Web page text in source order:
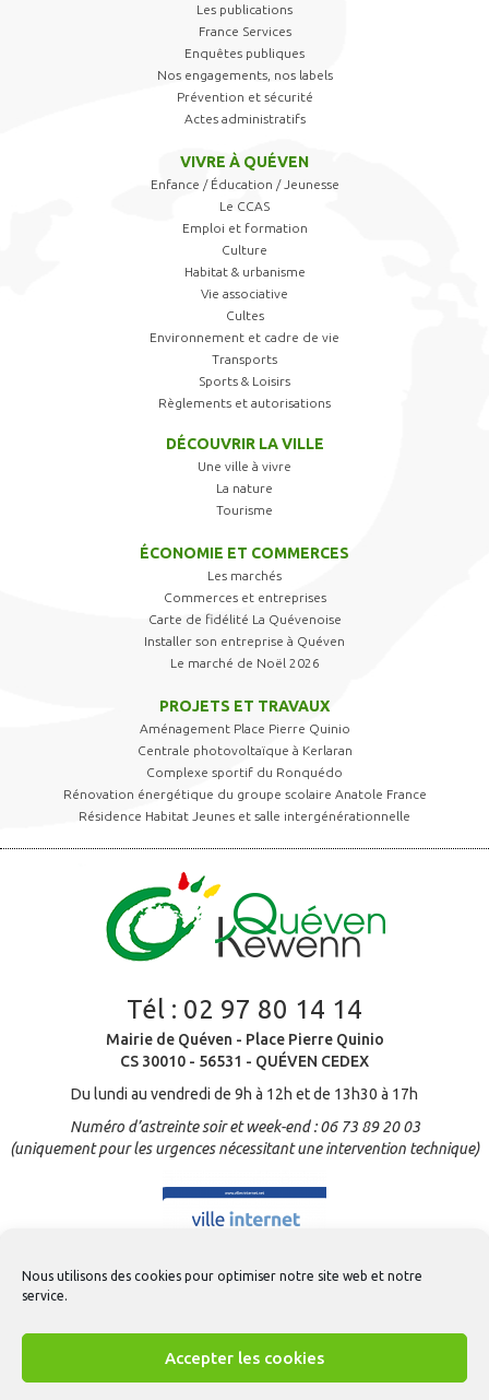
Nous utilisons des cookies pour optimiser notre site web et notre
service.
Accepter les cookies
Les publications
France Services
Enquêtes publiques
Nos engagements, nos labels
Prévention et sécurité
Actes administratifs
VIVRE À QUÉVEN
Enfance / Éducation / Jeunesse
Le CCAS
Emploi et formation
Culture
Habitat & urbanisme
Vie associative
Cultes
Environnement et cadre de vie
Transports
Sports & Loisirs
Règlements et autorisations
DÉCOUVRIR LA VILLE
Une ville à vivre
La nature
Tourisme
ÉCONOMIE ET COMMERCES
Les marchés
Commerces et entreprises
Carte de fidélité La Quévenoise
Installer son entreprise à Quéven
Le marché de Noël 2026
PROJETS ET TRAVAUX
Aménagement Place Pierre Quinio
Centrale photovoltaïque à Kerlaran
Complexe sportif du Ronquédo
Rénovation énergétique du groupe scolaire Anatole France
Résidence Habitat Jeunes et salle intergénérationnelle
Tél : 02 97 80 14 14
Mairie de Quéven - Place Pierre Quinio
CS 30010 - 56531 - QUÉVEN CEDEX
Du lundi au vendredi de 9h à 12h et de 13h30 à 17h
Numéro d’astreinte soir et week-end : 06 73 89 20 03
(uniquement pour les urgences nécessitant une intervention technique)